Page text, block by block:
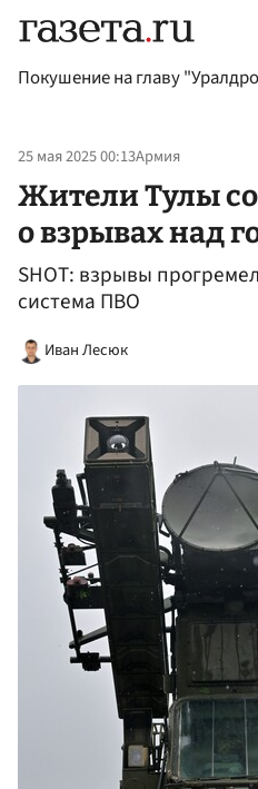
Покушение на главу
25 мая 2025 00:13Армия
Жители Тулы
о взрывах над
SHOT: взрывы
система ПВО
Иван Лесюк